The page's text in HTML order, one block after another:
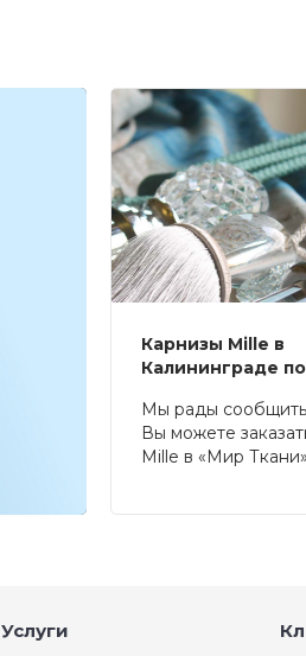
Карнизы Mille в
Калининграде
Мы рады
Вы можете
Mille в «Мир
Услуги